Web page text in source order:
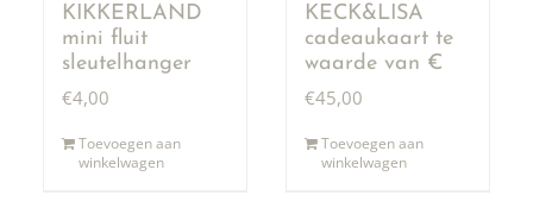
KIKKERLAND
mini fluit
sleutelhanger
€4,00
Toevoegen aan
winkelwagen
KECK&LISA
cadeaukaart te
waarde van €
50,00
€45,00
Toevoegen aan
winkelwagen